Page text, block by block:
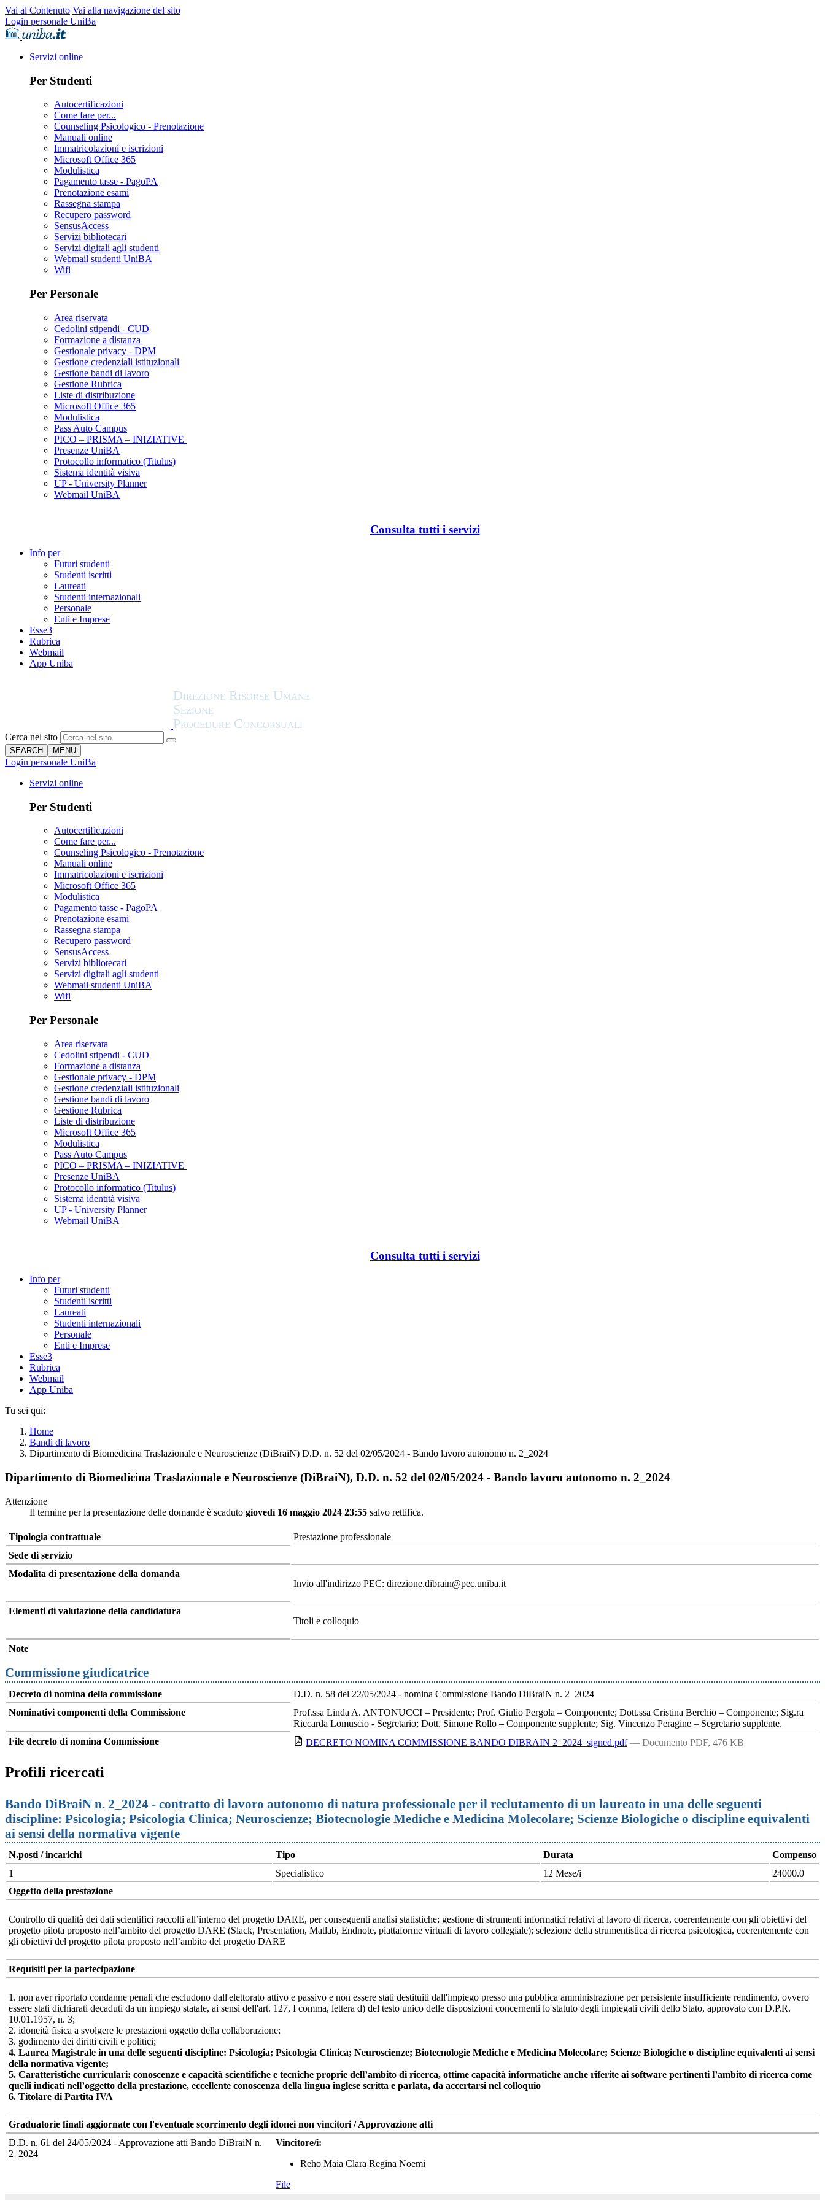
Vai al Contenuto Vai alla navigazione del sito
Login personale UniBa
Servizi online
Per Studenti
Autocertificazioni
Come fare per...
Counseling Psicologico - Prenotazione
Manuali online
Immatricolazioni e iscrizioni
Microsoft Office 365
Modulistica
Pagamento tasse - PagoPA
Prenotazione esami
Rassegna stampa
Recupero password
SensusAccess
Servizi bibliotecari
Servizi digitali agli studenti
Webmail studenti UniBA
Wifi
Per Personale
Area riservata
Cedolini stipendi - CUD
Formazione a distanza
Gestionale privacy - DPM
Gestione credenziali istituzionali
Gestione bandi di lavoro
Gestione Rubrica
Liste di distribuzione
Microsoft Office 365
Modulistica
Pass Auto Campus
PICO – PRISMA – INIZIATIVE
Presenze UniBA
Protocollo informatico (Titulus)
Sistema identità visiva
UP - University Planner
Webmail UniBA
Consulta tutti i servizi
Info per
Futuri studenti
Studenti iscritti
Laureati
Studenti internazionali
Personale
Enti e Imprese
Esse3
Rubrica
Webmail
App Uniba
Cerca nel sito
SEARCH MENU
Login personale UniBa
Servizi online
Per Studenti
Autocertificazioni
Come fare per...
Counseling Psicologico - Prenotazione
Manuali online
Immatricolazioni e iscrizioni
Microsoft Office 365
Modulistica
Pagamento tasse - PagoPA
Prenotazione esami
Rassegna stampa
Recupero password
SensusAccess
Servizi bibliotecari
Servizi digitali agli studenti
Webmail studenti UniBA
Wifi
Per Personale
Area riservata
Cedolini stipendi - CUD
Formazione a distanza
Gestionale privacy - DPM
Gestione credenziali istituzionali
Gestione bandi di lavoro
Gestione Rubrica
Liste di distribuzione
Microsoft Office 365
Modulistica
Pass Auto Campus
PICO – PRISMA – INIZIATIVE
Presenze UniBA
Protocollo informatico (Titulus)
Sistema identità visiva
UP - University Planner
Webmail UniBA
Consulta tutti i servizi
Info per
Futuri studenti
Studenti iscritti
Laureati
Studenti internazionali
Personale
Enti e Imprese
Esse3
Rubrica
Webmail
App Uniba
Tu sei qui:
Home
Bandi di lavoro
Dipartimento di Biomedicina Traslazionale e Neuroscienze (DiBraiN) D.D. n. 52 del 02/05/2024 - Bando lavoro autonomo n. 2_2024
Dipartimento di Biomedicina Traslazionale e Neuroscienze (DiBraiN), D.D. n. 52 del 02/05/2024 - Bando lavoro autonomo n. 2_2024
Attenzione
Il termine per la presentazione delle domande è scaduto giovedì 16 maggio 2024 23:55 salvo rettifica.
Tipologia contrattuale
Prestazione professionale
Sede di servizio
Modalita di presentazione della domanda
Invio all'indirizzo PEC: direzione.dibrain@pec.uniba.it
Elementi di valutazione della candidatura
Titoli e colloquio
Note
Commissione giudicatrice
Decreto di nomina della commissione
D.D. n. 58 del 22/05/2024 - nomina Commissione Bando DiBraiN n. 2_2024
Nominativi componenti della Commissione
Prof.ssa Linda A. ANTONUCCI – Presidente; Prof. Giulio Pergola – Componente; Dott.ssa Cristina Berchio – Componente; Sig.ra
Riccarda Lomuscio - Segretario; Dott. Simone Rollo – Componente supplente; Sig. Vincenzo Peragine – Segretario supplente.
File decreto di nomina Commissione
DECRETO NOMINA COMMISSIONE BANDO DIBRAIN 2_2024_signed.pdf — Documento PDF, 476 KB
Profili ricercati
Bando DiBraiN n. 2_2024 - contratto di lavoro autonomo di natura professionale per il reclutamento di un laureato in una delle seguenti
discipline: Psicologia; Psicologia Clinica; Neuroscienze; Biotecnologie Mediche e Medicina Molecolare; Scienze Biologiche o discipline equivalenti
ai sensi della normativa vigente
N.posti / incarichi Tipo Durata
Compenso
1
Specialistico 12 Mese/i
24000.0
Oggetto della prestazione
Controllo di qualità dei dati scientifici raccolti all’interno del progetto DARE, per conseguenti analisi statistiche; gestione di strumenti informatici relativi al lavoro di ricerca, coerentemente con gli obiettivi del
progetto pilota proposto nell’ambito del progetto DARE (Slack, Presentation, Matlab, Endnote, piattaforme virtuali di lavoro collegiale); selezione della strumentistica di ricerca psicologica, coerentemente con
gli obiettivi del progetto pilota proposto nell’ambito del progetto DARE
Requisiti per la partecipazione
1. non aver riportato condanne penali che escludono dall'elettorato attivo e passivo e non essere stati destituiti dall'impiego presso una pubblica amministrazione per persistente insufficiente rendimento, ovvero
essere stati dichiarati decaduti da un impiego statale, ai sensi dell'art. 127, I comma, lettera d) del testo unico delle disposizioni concernenti lo statuto degli impiegati civili dello Stato, approvato con D.P.R.
10.01.1957, n. 3;
2. idoneità fisica a svolgere le prestazioni oggetto della collaborazione;
3. godimento dei diritti civili e politici;
4. Laurea Magistrale in una delle seguenti discipline: Psicologia; Psicologia Clinica; Neuroscienze; Biotecnologie Mediche e Medicina Molecolare; Scienze Biologiche o discipline equivalenti ai sensi
della normativa vigente;
5. Caratteristiche curriculari: conoscenze e capacità scientifiche e tecniche proprie dell’ambito di ricerca, ottime capacità informatiche anche riferite ai software pertinenti l’ambito di ricerca come
quelli indicati nell’oggetto della prestazione, eccellente conoscenza della lingua inglese scritta e parlata, da accertarsi nel colloquio
6. Titolare di Partita IVA
Graduatorie finali aggiornate con l'eventuale scorrimento degli idonei non vincitori / Approvazione atti
D.D. n. 61 del 24/05/2024 - Approvazione atti Bando DiBraiN n.
2_2024
Vincitore/i:
Reho Maia Clara Regina Noemi
File